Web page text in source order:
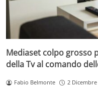
Mediaset colpo grosso
della Tv al comando
Fabio Belmonte 2 Dicembre